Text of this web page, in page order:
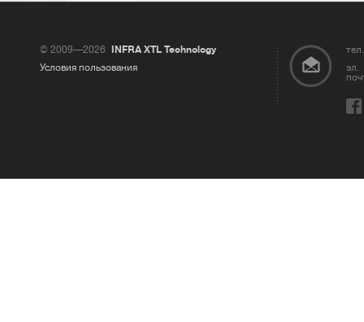
© 2009—2026
INFRA XTL Technology
Условия пользования
эл.